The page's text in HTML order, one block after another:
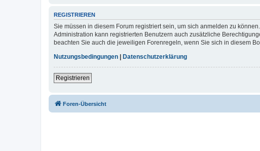
REGISTRIEREN
Sie müssen in diesem Forum registriert sein, um sich anmelden zu
Administration kann registrierten Benutzern auch zusätzliche
beachten Sie auch die jeweiligen Forenregeln, wenn Sie sich in diesem
Nutzungsbedingungen
Datenschutzerklärung
Registrieren
Foren-Übersicht